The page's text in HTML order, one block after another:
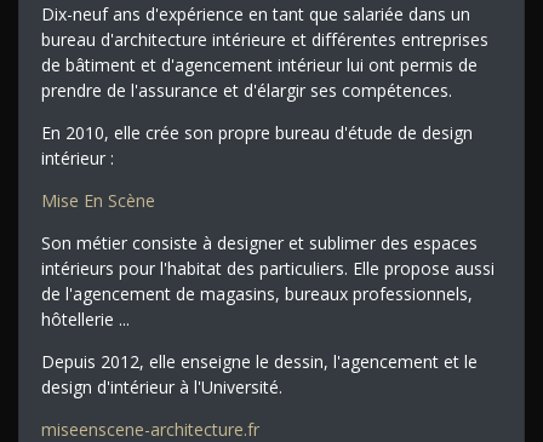
Dix-neuf ans d'expérience en tant que salariée dans un
bureau d'architecture intérieure et différentes entreprises
de bâtiment et d'agencement intérieur lui ont permis de
prendre de l'assurance et d'élargir ses compétences.
En 2010, elle crée son propre bureau d'étude de design
intérieur :
Mise En Scène
Son métier consiste à designer et sublimer des espaces
intérieurs pour l'habitat des particuliers. Elle propose aussi
de l'agencement de magasins, bureaux professionnels,
hôtellerie ...
Depuis 2012, elle enseigne le dessin, l'agencement et le
design d'intérieur à l'Université.
miseenscene-architecture.fr